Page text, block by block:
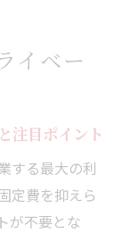
イベー
注目ポイント
する最大の利
定費を抑えら
が不要とな